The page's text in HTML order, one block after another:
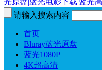
请输入搜索内容
首页
Bluray蓝光原盘
蓝光1080P
4K超高清